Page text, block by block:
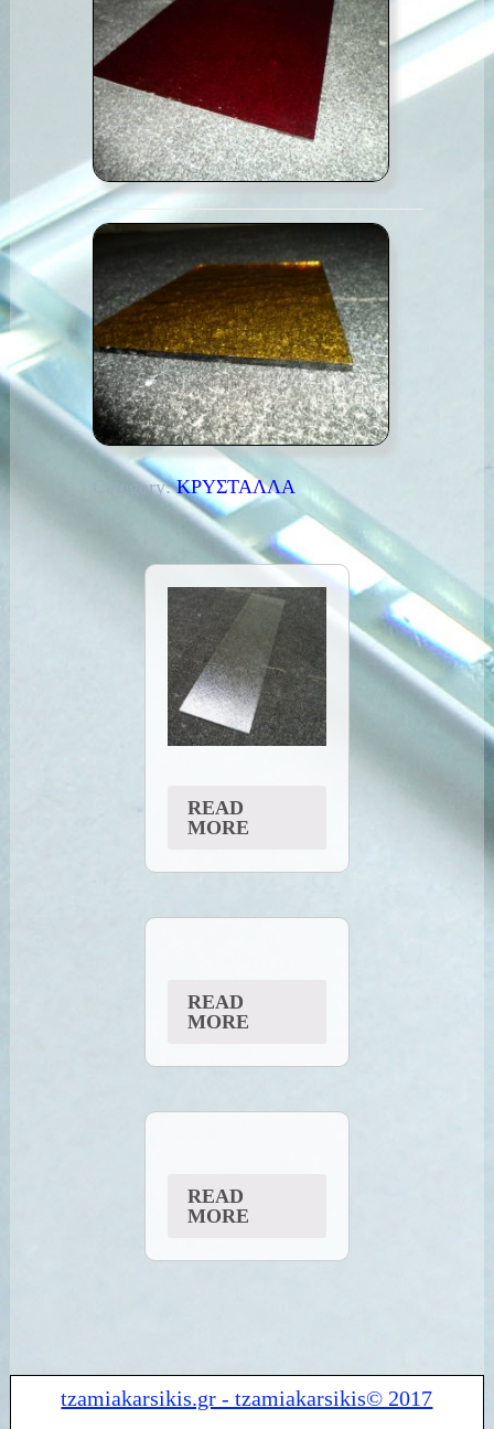
Category:ΚΡΥΣΤΑΛΛΑ
READ
MORE
READ
MORE
READ
MORE
tzamiakarsikis.gr - tzamiakarsikis© 2017